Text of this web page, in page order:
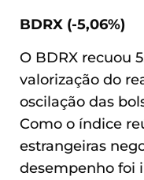
BDRX (-5,06%)
O BDRX recuou
valorização do
oscilação das
Como o índice
estrangeiras
desempenho foi